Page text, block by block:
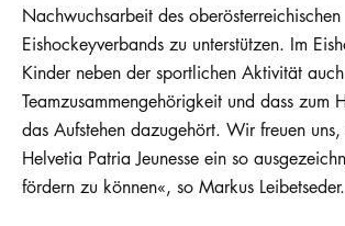
Nachwuchsarbeit des oberösterreichischen
Eishockeyverbands zu unterstützen. Im
Kinder neben der sportlichen Aktivität auch
Teamzusammengehörigkeit und dass zum
das Aufstehen dazugehört. Wir freuen
Helvetia Patria Jeunesse ein so
fördern zu können«, so Markus Leibetseder.